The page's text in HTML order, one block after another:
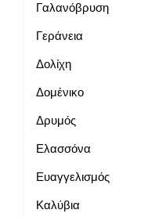
Γαλανόβρυση
Γεράνεια
Δολίχη
Δομένικο
Δρυμός
Ελασσόνα
Ευαγγελισμός
Καλύβια